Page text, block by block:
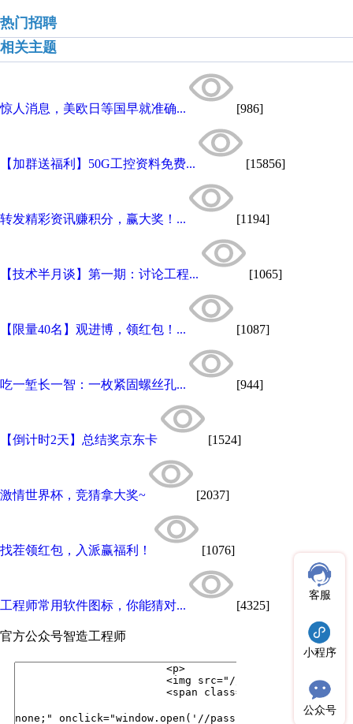
热门招聘
相关主题
惊人消息，美欧日等国早就准确... [986]
【加群送福利】50G工控资料免费... [15856]
转发精彩资讯赚积分，赢大奖！... [1194]
【技术半月谈】第一期：讨论工程... [1065]
【限量40名】观进博，领红包！... [1087]
吃一堑长一智：一枚紧固螺丝孔... [944]
【倒计时2天】总结奖京东卡 [1524]
激情世界杯，竞猜拿大奖~ [2037]
找茬领红包，入派赢福利！ [1076]
工程师常用软件图标，你能猜对... [4325]
官方公众号智造工程师
客服
小程序
公众号